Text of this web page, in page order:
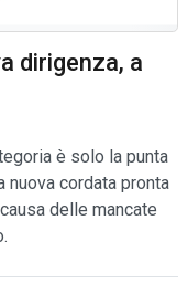
dirigenza, a
è solo la punta
nuova cordata pronta
delle mancate